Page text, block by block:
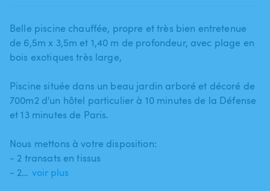
Belle piscine chauffée​​,​​​​ propre et très bien entretenue
de 6​,​5m x 3​,​5m et 1​,​40 m de profondeur​,​ avec plage en
bois exotiques très large​,​
Piscine située dans un beau jardin arboré et décoré de
700m2 d'un hôtel particulier à 10 minutes de la Défense
et 13 minutes de Paris.
Nous mettons à votre disposition​​​:
- 2 transats​​​ en tissus
- 2… voir plus